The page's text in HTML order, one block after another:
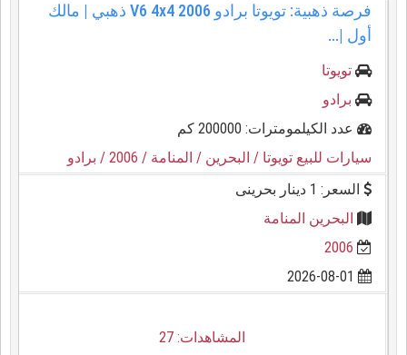
فرصة ذهبية: تويوتا برادو 2006 V6 4x4 ذهبي | مالك
أول |...
تويوتا
برادو
عدد الكيلمومترات: 200000 كم
سيارات للبيع تويوتا / البحرين / المنامة / 2006
/ برادو
السعر: 1 دينار بحرينى
البحرين المنامة
2006
المشاهدات: 27